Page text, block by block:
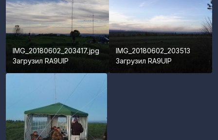
IMG_20180602_203417.jpg
ЗагрузилRA9UIP
IMG_20180602_203513
ЗагрузилRA9UIP